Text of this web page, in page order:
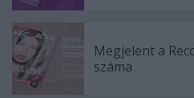
Megjelent a
száma